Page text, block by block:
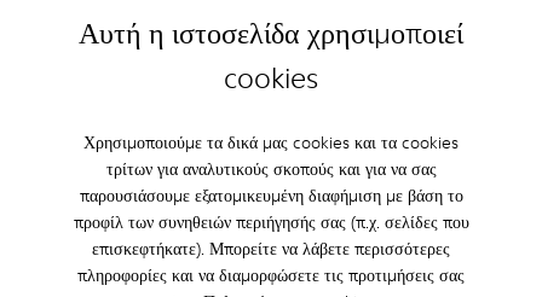
Αυτή η ιστοσελίδα χρησιμοποιεί
cookies
Χρησιμοποιούμε τα δικά μας cookies και τα cookies
τρίτων για αναλυτικούς σκοπούς και για να σας
παρουσιάσουμε εξατομικευμένη διαφήμιση με βάση το
προφίλ των συνηθειών περιήγησής σας (π.χ. σελίδες που
επισκεφτήκατε). Μπορείτε να λάβετε περισσότερες
πληροφορίες και να διαμορφώσετε τις προτιμήσεις σας